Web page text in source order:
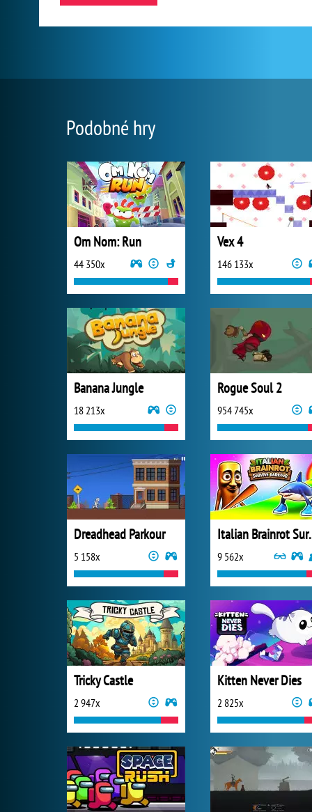
Podobné hry
Om Nom: Run
44 350x
Vex 4
146 133x
Banana Jungle
18 213x
Rogue Soul 2
954 745x
Dreadhead Parkour
5 158x
Italian
9 562x
Tricky Castle
2 947x
Kitten Never Dies
2 825x